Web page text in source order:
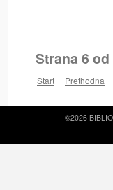
Strana 6 od
Start Prethodna
©2026